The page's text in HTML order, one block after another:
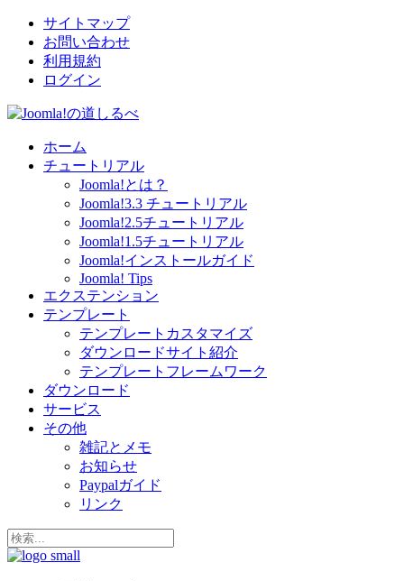
サイトマップ
お問い合わせ
利用規約
ログイン
ホーム
チュートリアル
Joomla!とは？
Joomla!3.3 チュートリアル
Joomla!2.5チュートリアル
Joomla!1.5チュートリアル
Joomla!インストールガイド
Joomla! Tips
エクステンション
テンプレート
テンプレートカスタマイズ
ダウンロードサイト紹介
テンプレートフレームワーク
ダウンロード
サービス
その他
雑記とメモ
お知らせ
Paypalガイド
リンク